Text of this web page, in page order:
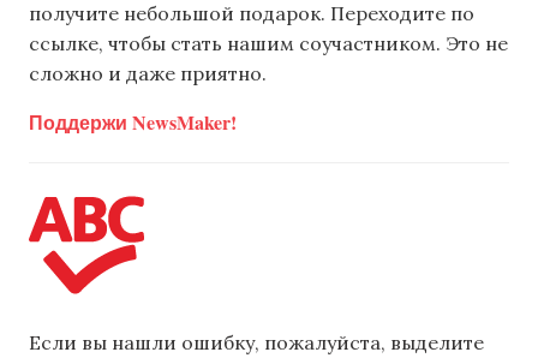
получите небольшой подарок. Переходите по
ссылке, чтобы стать нашим соучастником. Это не
сложно и даже приятно.
Поддержи NewsMaker!
Если вы нашли ошибку, пожалуйста, выделите